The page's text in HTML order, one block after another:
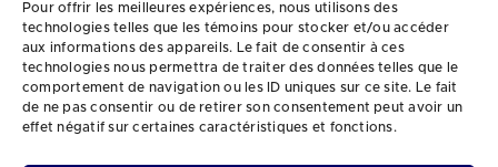
Pour offrir les meilleures expériences, nous utilisons des
technologies telles que les témoins pour stocker et/ou accéder
aux informations des appareils. Le fait de consentir à ces
technologies nous permettra de traiter des données telles que le
comportement de navigation ou les ID uniques sur ce site. Le fait
de ne pas consentir ou de retirer son consentement peut avoir un
effet négatif sur certaines caractéristiques et fonctions.
r
r
i
e
l
*
*
0 of 120 max characters.